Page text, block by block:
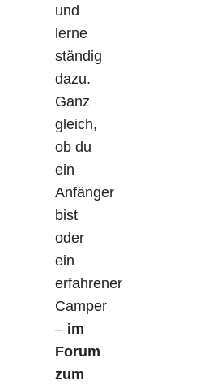
und
lerne
ständig
dazu.
Ganz
gleich,
ob du
ein
Anfänger
bist
oder
ein
erfahrener
Camper
– im
Forum
zum